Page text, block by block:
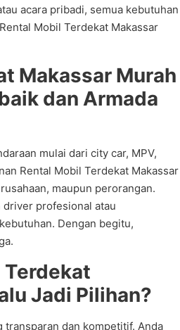
acara pribadi, semua kebutuhan
Mobil Terdekat Makassar
Makassar Murah
dan Armada
mulai dari city car, MPV,
Rental Mobil Terdekat Makassar
maupun perorangan.
driver profesional atau
Dengan begitu,
Terdekat
Jadi Pilihan?
transparan dan kompetitif. Anda